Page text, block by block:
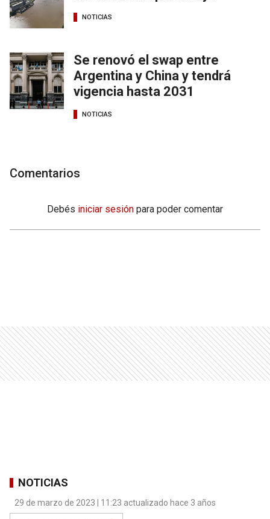
NOTICIAS
Se renovó el swap entre
Argentina y China y tendrá
vigencia hasta 2031
NOTICIAS
Comentarios
Debés iniciar sesión para poder comentar
NOTICIAS
29 de marzo de 2023 | 11:23 actualizado hace 3 años